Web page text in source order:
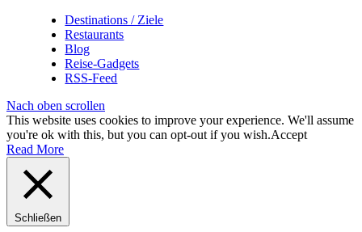
Destinations / Ziele
Restaurants
Blog
Reise-Gadgets
RSS-Feed
Nach oben scrollen
This website uses cookies to improve your experience. We'll assume
you're ok with this, but you can opt-out if you wish.Accept
Read More
Schließen